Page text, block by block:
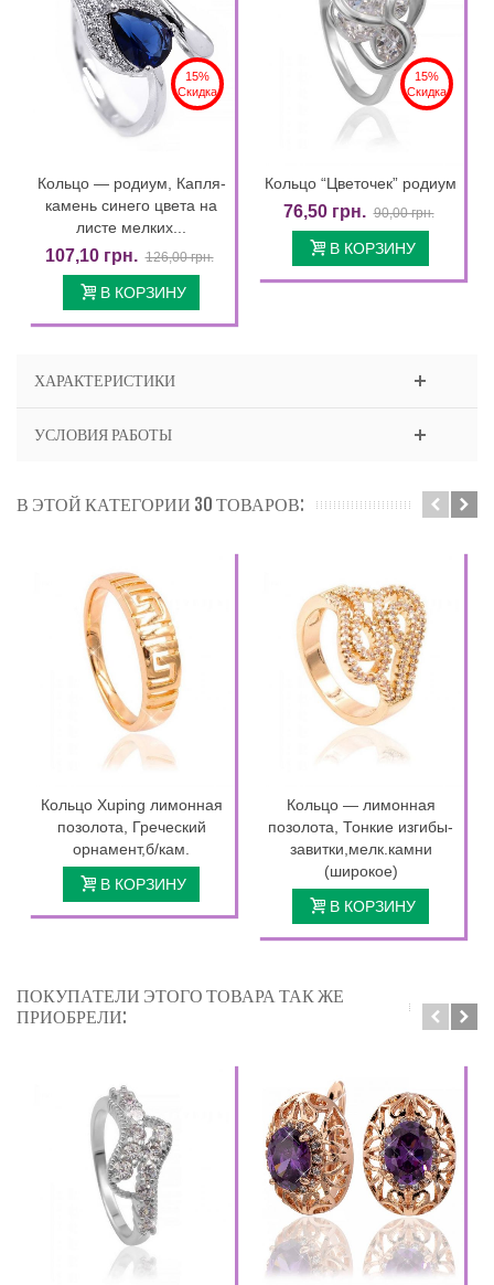
15%
Скидка
Кольцо — родиум, Капля-
камень синего цвета на
листе мелких...
107,10 грн. 126,00 грн.
В КОРЗИНУ
15%
Скидка
Кольцо “Цветочек” родиум
76,50 грн. 90,00 грн.
В КОРЗИНУ
ХАРАКТЕРИСТИКИ
УСЛОВИЯ РАБОТЫ
В ЭТОЙ КАТЕГОРИИ 30 ТОВАРОВ:
Кольцо Xuping лимонная
позолота, Греческий
орнамент,б/кам.
В КОРЗИНУ
Кольцо — лимонная
позолота, Тонкие изгибы-
завитки,мелк.камни
(широкое)
В КОРЗИНУ
ПОКУПАТЕЛИ ЭТОГО ТОВАРА ТАК ЖЕ
ПРИОБРЕЛИ: